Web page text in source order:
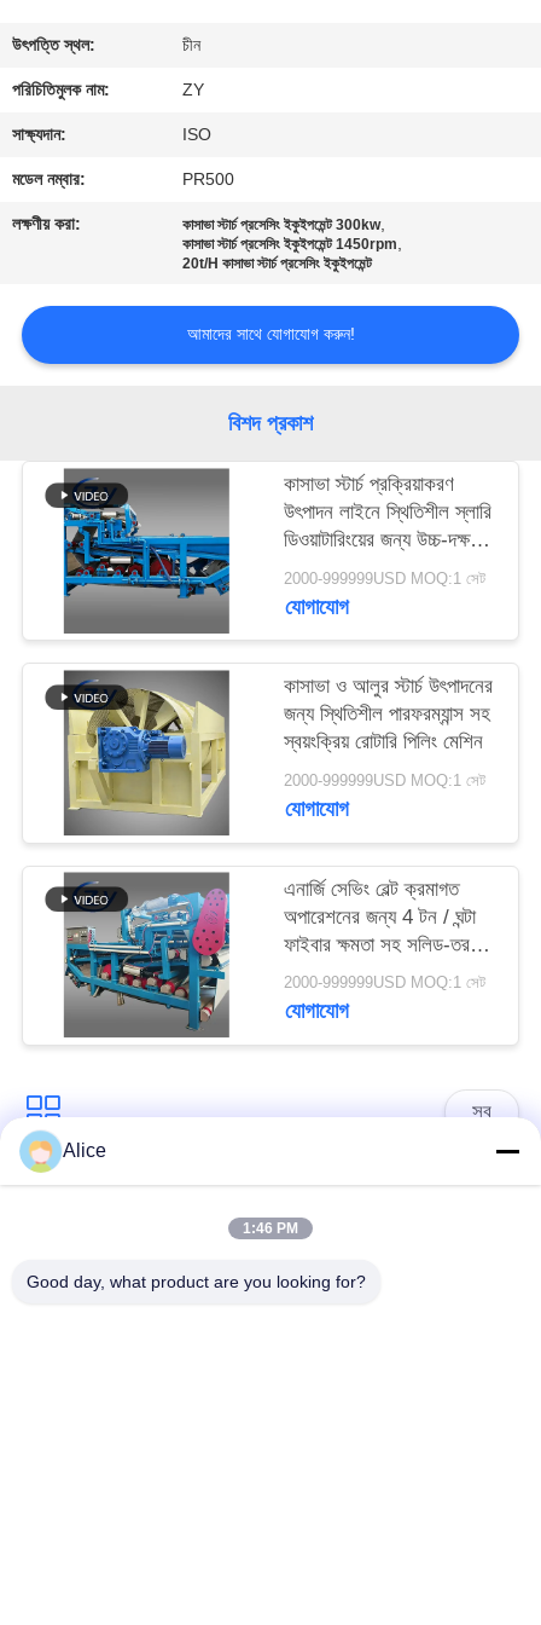
যোগাযোগ
করুন
খবর
জন্য
আবেদন
ম্যাপ
PRIVACY
POLICY
উৎপত্তি স্থল: চীন
পরিচিতিমুলক নাম: ZY
সাক্ষ্যদান: ISO
মডেল নম্বার: PR500
লক্ষণীয় করা: কাসাভা স্টার্চ প্রসেসিং ইকুইপমেন্ট 300kw,
কাসাভা স্টার্চ প্রসেসিং ইকুইপমেন্ট 1450rpm,
20t/H কাসাভা স্টার্চ প্রসেসিং ইকুইপমেন্ট
আমাদের সাথে যোগাযোগ করুন!
বিশদ প্রকাশ
কাসাভা স্টার্চ প্রক্রিয়াকরণ
উৎপাদন লাইনে স্থিতিশীল স্লারি
ডিওয়াটারিংয়ের জন্য উচ্চ-দক্ষতা
বেল্ট ডিহাইড্রেশন ফিল্টার
2000-999999USD MOQ:1 সেট
যোগাযোগ
কাসাভা ও আলুর স্টার্চ উৎপাদনের
জন্য স্থিতিশীল পারফরম্যান্স সহ
স্বয়ংক্রিয় রোটারি পিলিং মেশিন
2000-999999USD MOQ:1 সেট
যোগাযোগ
এনার্জি সেভিং বেল্ট ক্রমাগত
অপারেশনের জন্য 4 টন / ঘন্টা
ফাইবার ক্ষমতা সহ সলিড-তরল
বিচ্ছেদ ডিওয়াটারিং মেশিন
2000-999999USD MOQ:1 সেট
যোগাযোগ
সব
কাসাভা স্টার্চ প্রসেসিং মেশিন টেপিওকা স্টার্চ মেশিন
Alice
1:46 PM
Good day, what product are you looking for?